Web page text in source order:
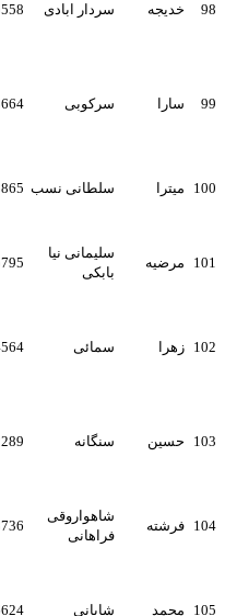
سردار ابادی 5558
رضوی
سرکوبی 3664 فارس
سلطانی نسب 3865 تهران
بابکی
5795 کرمان
سمائی 4564 خراسان
سنگانه 2289 تهران
فراهانی
3736 تهران
شایانی 6624 فارس